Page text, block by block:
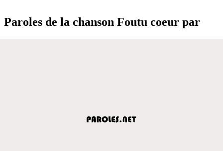
Paroles de la chanson Foutu coeur par